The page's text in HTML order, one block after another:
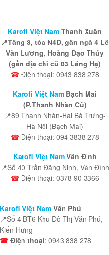
Karofi Việt Nam Thanh Xuân
📍Tầng 3, tòa N4D, gần ngã 4 Lê
Văn Lương, Hoàng Đạo Thúy
(gần địa chỉ cũ 83 Láng Hạ)
☎Điện thoại: 0943 838 278
Karofi Việt Nam Bạch Mai
(P.Thanh Nhàn Cũ)
📍89 Thanh Nhàn-Hai Bà Trưng-
Hà Nội (Bạch Mai)
☎ Điện thoại: 094 3838 278
Karofi Việt NamVân Đình
📍Số 40 Trần Đăng Ninh, Vân Đình
☎ Điện thoại: 0378 90 3366
Karofi Việt Nam Văn Phú
📍Số 4 BT6 Khu Đô Thị Văn Phú,
Kiến Hưng
☎ Điện thoại: 0943 838 278